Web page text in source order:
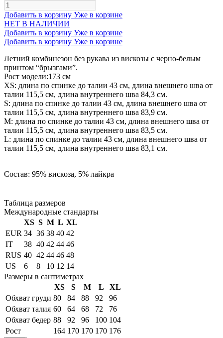
Добавить в корзину Уже в корзине
НЕТ В НАЛИЧИИ
Добавить в корзину Уже в корзине
Добавить в корзину Уже в корзине
Летний комбинезон без рукава из вискозы с черно-белым
принтом “брызгами”.
Рост модели:173 см
XS: длина по спинке до талии 43 см, длина внешнего шва от
талии 115,5 см, длина внутреннего шва 84,3 см.
S: длина по спинке до талии 43 см, длина внешнего шва от
талии 115,5 см, длина внутреннего шва 83,9 см.
М: длина по спинке до талии 43 см, длина внешнего шва от
талии 115,5 см, длина внутреннего шва 83,5 см.
L: длина по спинке до талии 43 см, длина внешнего шва от
талии 115,5 см, длина внутреннего шва 83,1 см.
Состав: 95% вискоза, 5% лайкра
Таблица размеров
Международные стандарты
XS S M L XL
EUR 34 36 38 40 42
IT
38 40 42 44 46
RUS 40 42 44 46 48
US
6 8 10 12 14
Размеры в сантиметрах
XS
S M L
XL
Обхват груди 80 84 88 92
96
Обхват талия 60 64 68 72
76
Обхват бедер 88 92 96 100 104
Рост
164 170 170 170 176